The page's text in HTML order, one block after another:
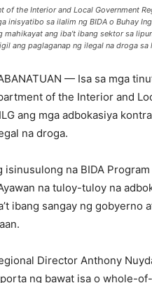
of the Interior and Local Government
inisyatibo sa ilalim ng BIDA o Buhay
mahikayat ang iba’t ibang sektor sa
ang paglaganap ng ilegal na droga sa
— Isa sa mga
of the Interior and
ang mga adbokasiya
na droga.
isinusulong na BIDA
na tuloy-tuloy na
ibang sangay ng gobyerno
Director Anthony
ng bawat isa o whole-